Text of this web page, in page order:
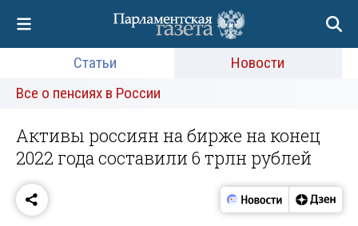
Статьи
Новости
Все о пенсиях в России
Активы россиян на бирже на конец
2022 года составили 6 трлн рублей